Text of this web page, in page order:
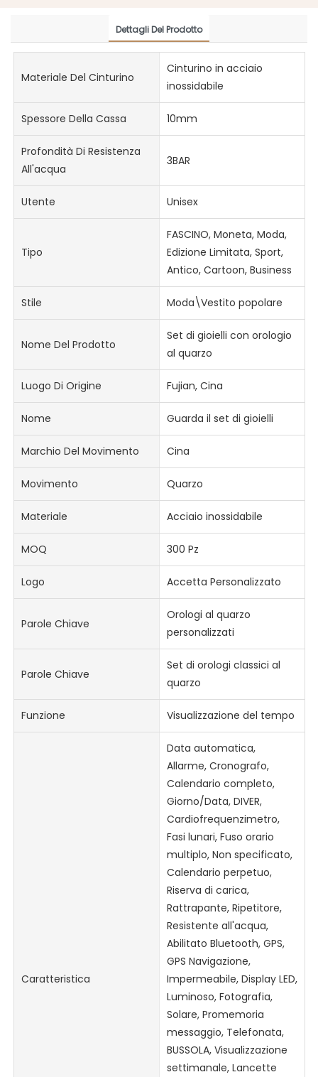
Dettagli Del Prodotto
Materiale Del Cinturino
Cinturino in acciaio
inossidabile
Spessore Della Cassa 10mm
Profondità Di Resistenza
All'acqua
3BAR
Utente Unisex
Tipo
FASCINO, Moneta, Moda,
Edizione Limitata, Sport,
Antico, Cartoon, Business
Stile Moda\Vestito popolare
Nome Del Prodotto
Set di gioielli con orologio
al quarzo
Luogo Di Origine Fujian, Cina
Nome Guarda il set di gioielli
Marchio Del Movimento Cina
Movimento Quarzo
Materiale Acciaio inossidabile
MOQ 300 Pz
Logo Accetta Personalizzato
Parole Chiave
Orologi al quarzo
personalizzati
Parole Chiave
Set di orologi classici al
quarzo
Funzione Visualizzazione del tempo
Caratteristica
Data automatica,
Allarme, Cronografo,
Calendario completo,
Giorno/Data, DIVER,
Cardiofrequenzimetro,
Fasi lunari, Fuso orario
multiplo, Non specificato,
Calendario perpetuo,
Riserva di carica,
Rattrapante, Ripetitore,
Resistente all'acqua,
Abilitato Bluetooth, GPS,
GPS Navigazione,
Impermeabile, Display LED,
Luminoso, Fotografia,
Solare, Promemoria
messaggio, Telefonata,
BUSSOLA, Visualizzazione
settimanale, Lancette